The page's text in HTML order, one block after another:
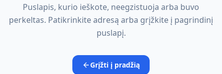
Puslapis, kurio ieškote, neegzistuoja arba buvo
perkeltas. Patikrinkite adresą arba grįžkite į pagrindinį
puslapį.
Grįžti į pradžią